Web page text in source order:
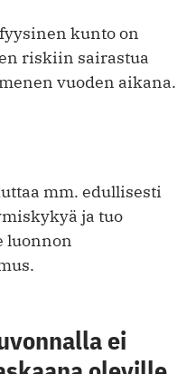
kunto on
riskiin sairastua
vuoden aikana.
mm. edullisesti
ja tuo
luonnon
ei